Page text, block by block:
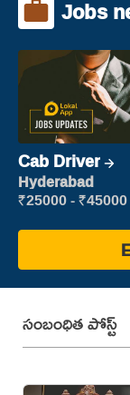
Jobs
Cab Driver
Hyderabad
₹25000 - ₹45000
సంబంధిత పోస్ట్